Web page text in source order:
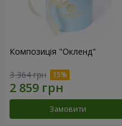
Композиція "Окленд"
3 364 грн
Замовити